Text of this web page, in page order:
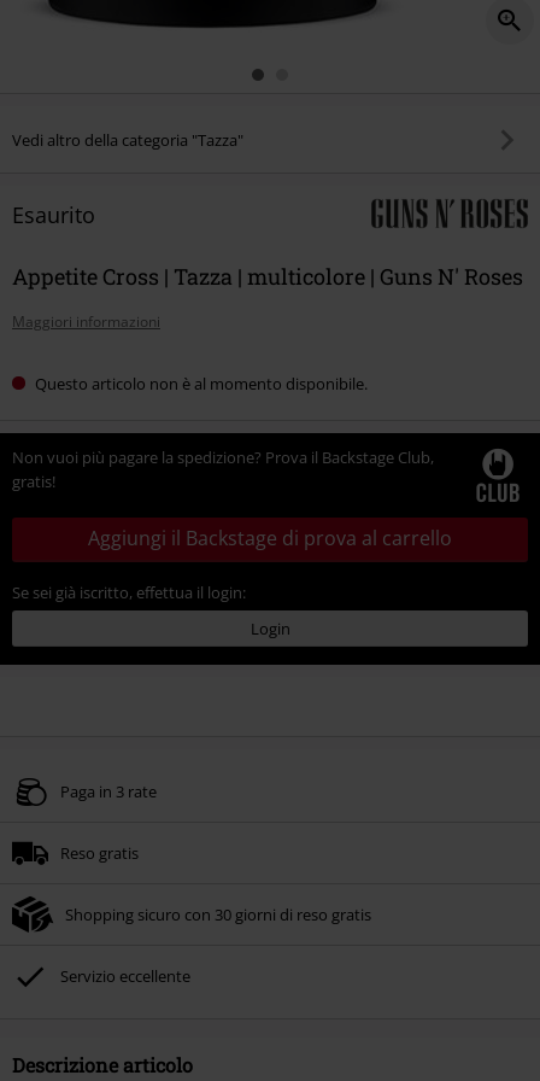
Vedi altro della categoria "Tazza"
Esaurito
Appetite Cross | Tazza | multicolore | Guns N' Roses
Maggiori informazioni
Questo articolo non è al momento disponibile.
Non vuoi più pagare la spedizione? Prova il Backstage Club,
gratis!
Aggiungi il Backstage di prova al carrello
Se sei già iscritto, effettua il login:
Login
Paga in 3 rate
Reso gratis
Shopping sicuro con 30 giorni di reso gratis
Servizio eccellente
Descrizione articolo